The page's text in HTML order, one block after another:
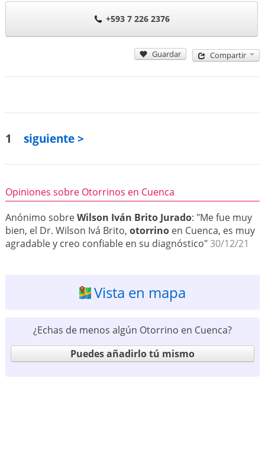
+593 7 226 2376
Guardar Compartir
1 siguiente >
Opiniones sobre Otorrinos en Cuenca
Anónimo sobreWilson Iván Brito Jurado: "Me fue muy
bien, el Dr. Wilson Ivá Brito, otorrinoen Cuenca, es muy
agradable y creo confiable en su diagnóstico"30/12/21
Vista en mapa
¿Echas de menos algún Otorrino en Cuenca?
Puedes añadirlo tú mismo